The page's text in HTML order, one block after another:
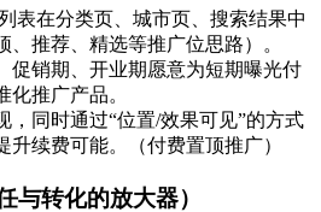
表在分类页、城市页、搜索结果中
、推荐、精选等推广位思路）。
促销期、开业期愿意为短期曝光付
化推广产品。
，同时通过“位置/效果可见”的方式
升续费可能。（付费置顶推广）
与转化的放大器）